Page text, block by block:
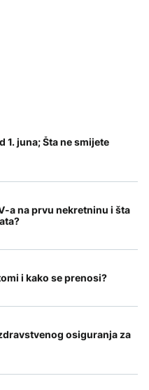
1. juna; Šta ne smijete
a na prvu nekretninu i šta
i kako se prenosi?
osiguranja za